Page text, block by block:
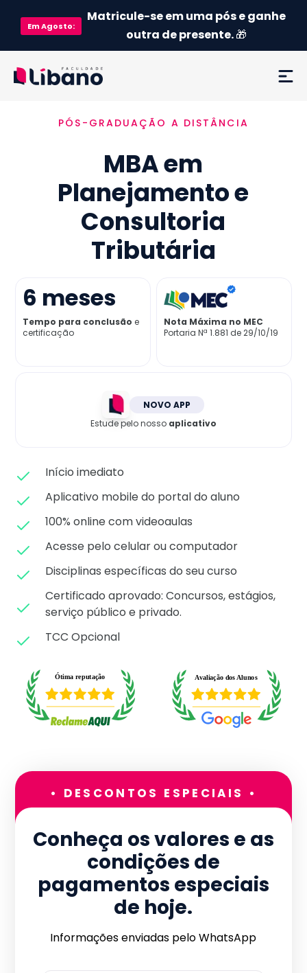
EmAgosto:
Matricule-se em uma pós e ganhe
outra de presente.🎁
Ementa
Credenciamento MEC
Matricule-se
PÓS-GRADUAÇÃO A DISTÂNCIA
MBA em
Planejamento e
Consultoria
Tributária
6 meses
Tempo para conclusão e
certificação
Nota Máxima no MEC
Portaria Nª 1.881 de 29/10/19
NOVO APP
Estude pelo nosso aplicativo
Início imediato
Aplicativo mobile do portal do aluno
100% online com videoaulas
Acesse pelo celular ou computador
Disciplinas específicas do seu curso
Certificado aprovado: Concursos, estágios,
serviço público e privado.
TCC Opcional
• DESCONTOS ESPECIAIS •
Conheça os valores e as
condições de
pagamentos especiais
de hoje.
Informações enviadas pelo WhatsApp